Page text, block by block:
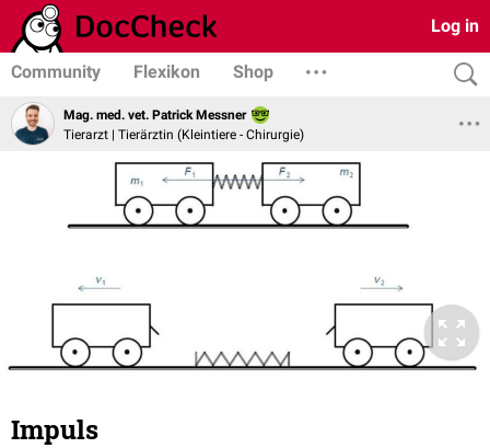
Log in
Community Flexikon Shop
Mag. med. vet. Patrick Messner
Tierarzt | Tierärztin (Kleintiere - Chirurgie)
Impuls